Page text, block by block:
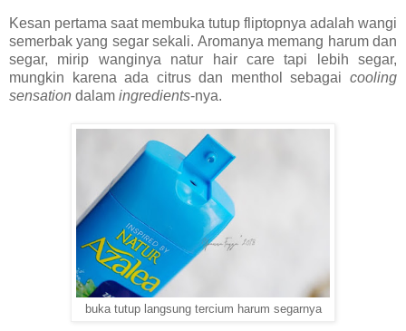
Kesan pertama saat membuka tutup fliptopnya adalah wangi
semerbak yang segar sekali. Aromanya memang harum dan
segar, mirip wanginya natur hair care tapi lebih segar,
mungkin karena ada citrus dan menthol sebagai cooling
sensation dalam ingredients-nya.
buka tutup langsung tercium harum segarnya